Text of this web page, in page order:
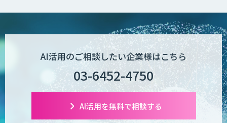
AI活用のご相談したい企業様はこちら
03-6452-4750
AI活用を無料で相談する